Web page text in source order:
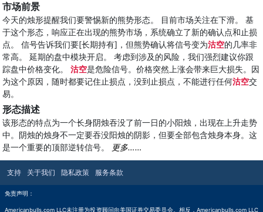
市场前景
今天的烛形提醒我们要警惕新的熊势形态。 目前市场关注在下滑。 基
于这个形态，响应正在出现的熊势市场，系统确立了新的确认点和止损
点。 信号告诉我们要[长期持有]，但熊势确认将信号变为沽空的几率非
常高。 延期的盘中模块开启。 考虑到涉及的风险，我们强烈建议你跟
踪盘中价格变化。 沽空是危险信号。价格突然上涨会带来巨大损失。因
为这个原因，随时都要记住止损点，没到止损点，不能进行任何沽空交
易。
形态描述
该形态的特点为一个长身阴烛吞没了前一日的小阳烛，出现在上升走势
中。阴烛的烛身不一定要吞没阳烛的阴影，但要全部包含烛身本身。这
是一个重要的顶部逆转信号。
更多……
支持 关于我们 隐私政策 服务条款
免责声明：
Americanbulls.com LLC未注册为投资顾问向美国证券交易委员会。相反，Americanbulls.com LLC